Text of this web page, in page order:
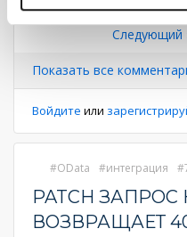
Нумерация
страниц
Первая
страница
« Первая ←
‹
Следующая
Следующий
Показать все
Войдите или
OData интеграция
PATCH ЗАПРОС
ВОЗВРАЩАЕТ